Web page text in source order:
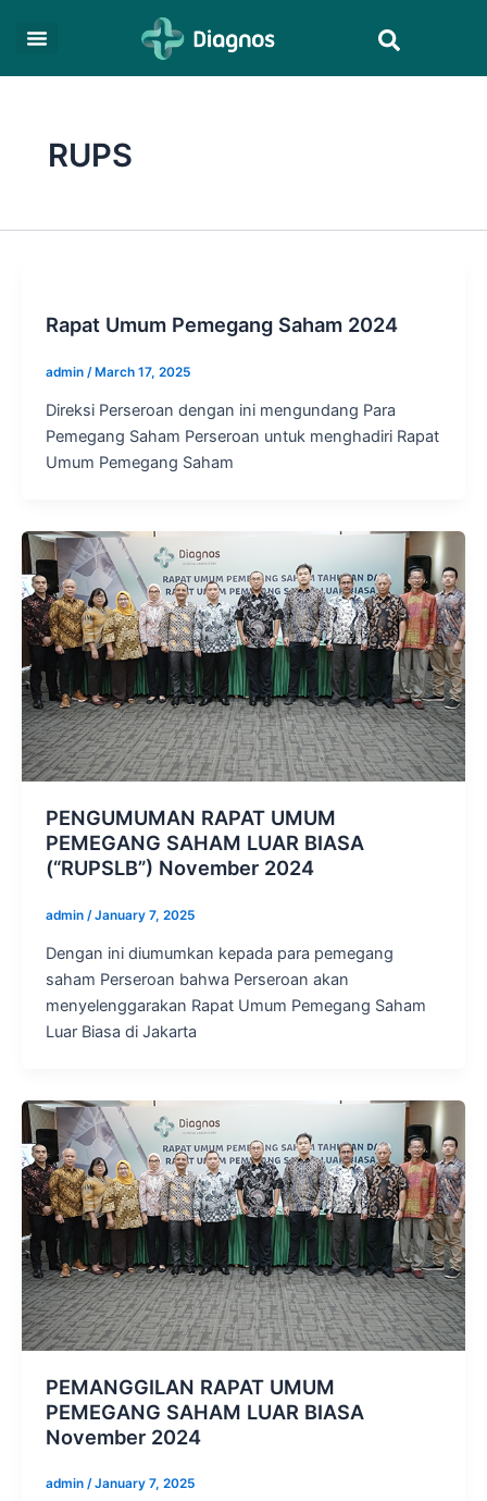
RUPS
Rapat Umum Pemegang Saham 2024
admin / March 17, 2025
Direksi Perseroan dengan ini mengundang Para
Pemegang Saham Perseroan untuk menghadiri Rapat
Umum Pemegang Saham
PENGUMUMAN RAPAT UMUM
PEMEGANG SAHAM LUAR BIASA
(“RUPSLB”) November 2024
admin /January 7, 2025
Dengan ini diumumkan kepada para pemegang
saham Perseroan bahwa Perseroan akan
menyelenggarakan Rapat Umum Pemegang Saham
Luar Biasa di Jakarta
PEMANGGILAN RAPAT UMUM
PEMEGANG SAHAM LUAR BIASA
November 2024
admin /January 7, 2025
pagination